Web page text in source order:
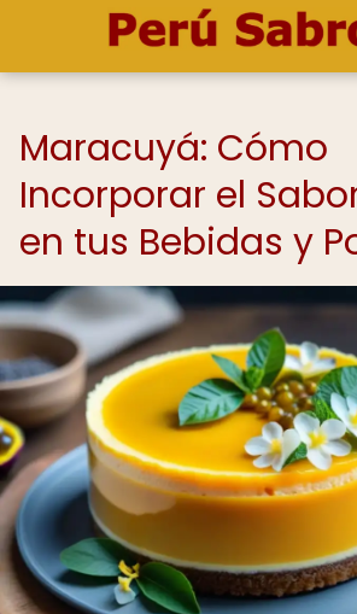
Maracuyá: Cómo
Incorporar el
en tus Bebidas y